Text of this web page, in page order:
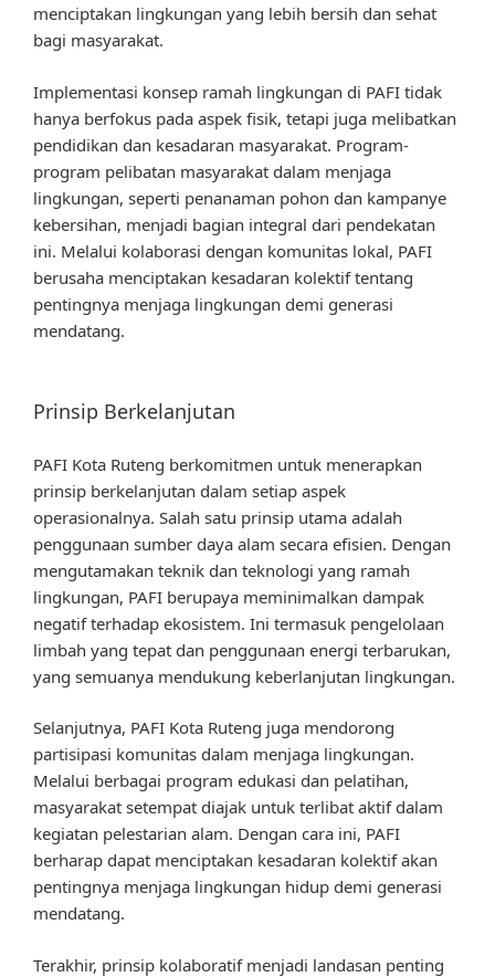
menciptakan lingkungan yang lebih bersih dan sehat
bagi masyarakat.
Implementasi konsep ramah lingkungan di PAFI tidak
hanya berfokus pada aspek fisik, tetapi juga melibatkan
pendidikan dan kesadaran masyarakat. Program-
program pelibatan masyarakat dalam menjaga
lingkungan, seperti penanaman pohon dan kampanye
kebersihan, menjadi bagian integral dari pendekatan
ini. Melalui kolaborasi dengan komunitas lokal, PAFI
berusaha menciptakan kesadaran kolektif tentang
pentingnya menjaga lingkungan demi generasi
mendatang.
Prinsip Berkelanjutan
PAFI Kota Ruteng berkomitmen untuk menerapkan
prinsip berkelanjutan dalam setiap aspek
operasionalnya. Salah satu prinsip utama adalah
penggunaan sumber daya alam secara efisien. Dengan
mengutamakan teknik dan teknologi yang ramah
lingkungan, PAFI berupaya meminimalkan dampak
negatif terhadap ekosistem. Ini termasuk pengelolaan
limbah yang tepat dan penggunaan energi terbarukan,
yang semuanya mendukung keberlanjutan lingkungan.
Selanjutnya, PAFI Kota Ruteng juga mendorong
partisipasi komunitas dalam menjaga lingkungan.
Melalui berbagai program edukasi dan pelatihan,
masyarakat setempat diajak untuk terlibat aktif dalam
kegiatan pelestarian alam. Dengan cara ini, PAFI
berharap dapat menciptakan kesadaran kolektif akan
pentingnya menjaga lingkungan hidup demi generasi
mendatang.
Terakhir, prinsip kolaboratif menjadi landasan penting